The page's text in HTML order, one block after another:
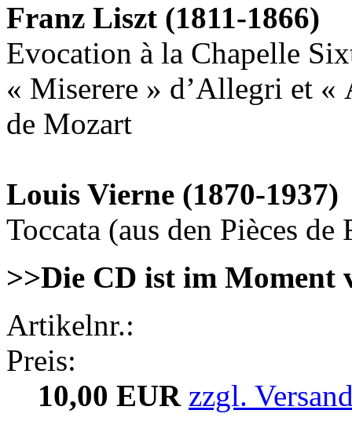
Franz Liszt (1811-1866)
Evocation à la Chapelle
« Miserere » d’Allegri et «
de Mozart
Louis Vierne (1870-1937)
Toccata (aus den Pièces
>>Die CD ist im Moment
Artikelnr.:
Preis:
10,00 EUR zzgl.